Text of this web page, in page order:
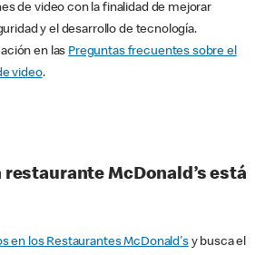
de video con la finalidad de mejorar
y el desarrollo de tecnología.
en las Preguntas frecuentes sobre el
video.
restaurante McDonald’s está
en los Restaurantes McDonald'sy busca el